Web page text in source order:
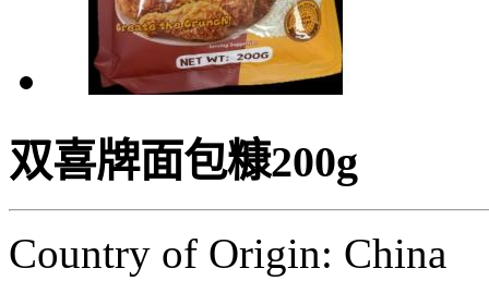
双喜牌面包糠200g
Country of Origin: China